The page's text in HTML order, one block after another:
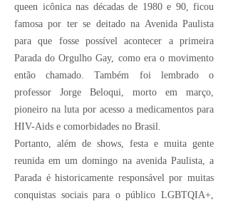
queen icônica nas décadas de 1980 e 90, ficou
famosa por ter se deitado na Avenida Paulista
para que fosse possível acontecer a primeira
Parada do Orgulho Gay, como era o movimento
então chamado. Também foi lembrado o
professor Jorge Beloqui, morto em março,
pioneiro na luta por acesso a medicamentos para
HIV-Aids e comorbidades no Brasil.
Portanto, além de shows, festa e muita gente
reunida em um domingo na avenida Paulista, a
Parada é historicamente responsável por muitas
conquistas sociais para o público LGBTQIA+,